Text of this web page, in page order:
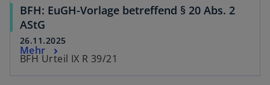
BFH: EuGH-Vorlage betreffend § 20 Abs. 2
AStG
26.11.2025
BFH Urteil IX R 39/21
Mehr